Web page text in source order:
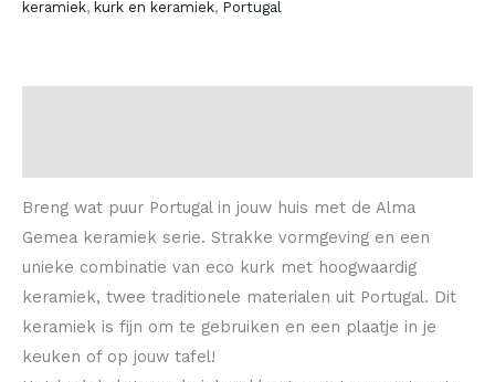
keramiek, kurk en keramiek, Portugal
Breng wat puur Portugal in jouw huis met de Alma
Gemea keramiek serie. Strakke vormgeving en een
unieke combinatie van eco kurk met hoogwaardig
keramiek, twee traditionele materialen uit Portugal. Dit
keramiek is fijn om te gebruiken en een plaatje in je
keuken of op jouw tafel!